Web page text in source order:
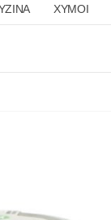
ΧΥΜΟΙ